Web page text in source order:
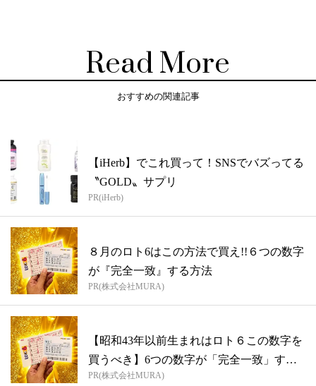
Read More
おすすめの関連記事
【iHerb】でこれ買って！SNSでバズってる
〝GOLD〟サプリ
PR(iHerb)
８月のロト6はこの方法で買え!!６つの数字
が『完全一致』する方法
PR(株式会社MURA)
【昭和43年以前生まれはロト６この数字を
買うべき】6つの数字が「完全一致」する
方...
PR(株式会社MURA)